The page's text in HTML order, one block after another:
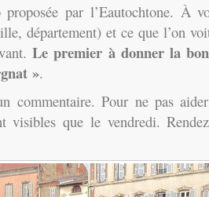
proposée par l’Eautochtone. À
département) et ce que l’on
Le premier à donner la
».
commentaire. Pour ne pas
visibles que le vendredi.